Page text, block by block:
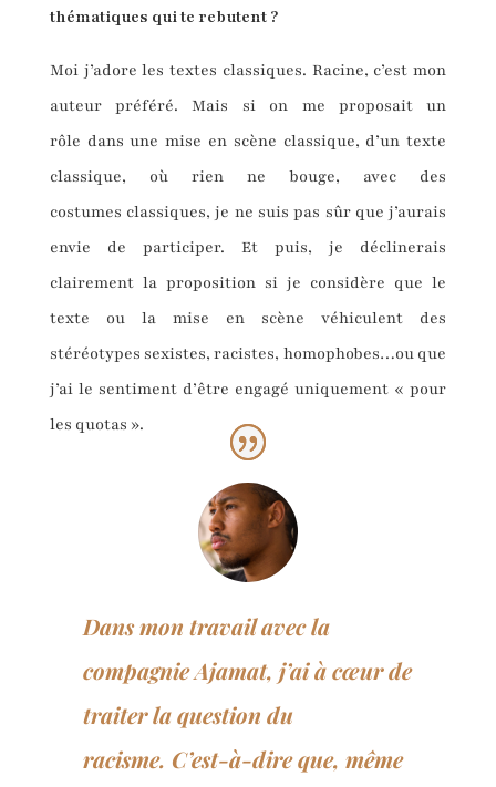
thématiques qui te rebutent ?
Moi j’adore les textes classiques. Racine, c’est mon
auteur préféré. Mais si on me proposait un
rôle dans une mise en scène classique, d’un texte
classique, où rien ne bouge, avec des
costumes classiques, je ne suis pas sûr que j’aurais
envie de participer. Et puis, je déclinerais
clairement la proposition si je considère que le
texte ou la mise en scène véhiculent des
stéréotypes sexistes, racistes, homophobes…ou que
j’ai le sentiment d’être engagé uniquement « pour
les quotas ».
Dans mon travail avec la
compagnie Ajamat, j’ai à cœur de
traiter la question du
racisme. C’est-à-dire que, même